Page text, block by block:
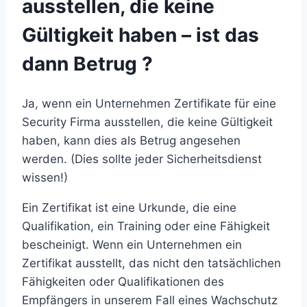
ausstellen, die keine
Gültigkeit haben – ist das
dann Betrug ?
Ja, wenn ein Unternehmen Zertifikate für eine
Security Firma ausstellen, die keine Gültigkeit
haben, kann dies als Betrug angesehen
werden. (Dies sollte jeder Sicherheitsdienst
wissen!)
Ein Zertifikat ist eine Urkunde, die eine
Qualifikation, ein Training oder eine Fähigkeit
bescheinigt. Wenn ein Unternehmen ein
Zertifikat ausstellt, das nicht den tatsächlichen
Fähigkeiten oder Qualifikationen des
Empfängers in unserem Fall eines Wachschutz